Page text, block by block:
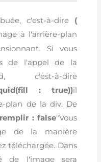
c'est-à-dire (
à l'arrière-plan
Si vous
de l'appel de la
c'est-à-dire
: true))il
plan de la div. De
remplir : false"Vous
de la manière
téléchargée. Dans
de l'image sera